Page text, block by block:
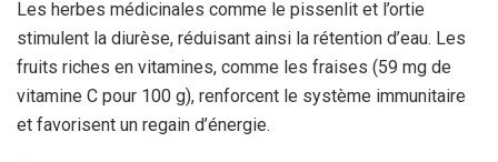
Les herbes médicinales comme le pissenlit et l’ortie
stimulent la diurèse, réduisant ainsi la rétention d’eau. Les
fruits riches en vitamines, comme les fraises (59 mg de
vitamine C pour 100 g), renforcent le système immunitaire
et favorisent un regain d’énergie.